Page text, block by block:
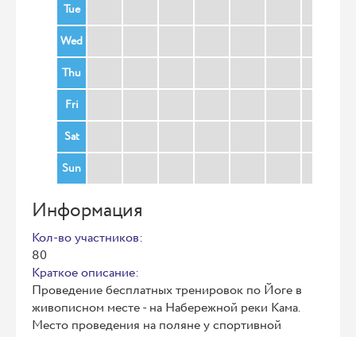
Tue
Wed
Thu
Fri
Sat
Sun
Информация
Кол-во участников:
80
Краткое описание:
Проведение бесплатных тренировок по Йоге в
живописном месте - на Набережной реки Кама.
Место проведения на поляне у спортивной